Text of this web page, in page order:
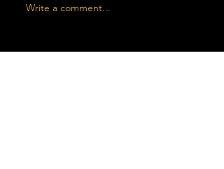
Write a comment...